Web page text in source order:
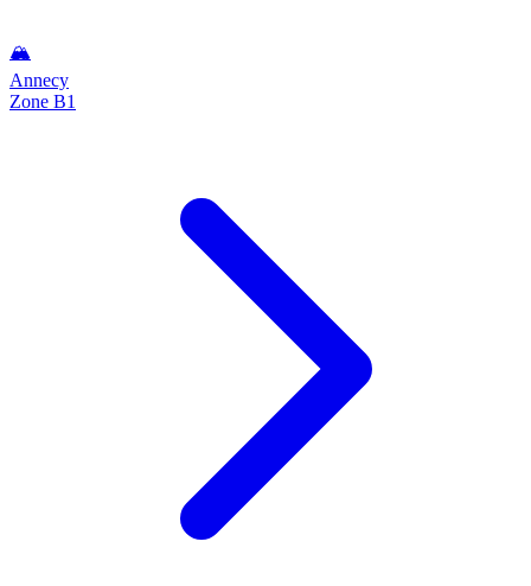
🏔️
Annecy
Zone B1